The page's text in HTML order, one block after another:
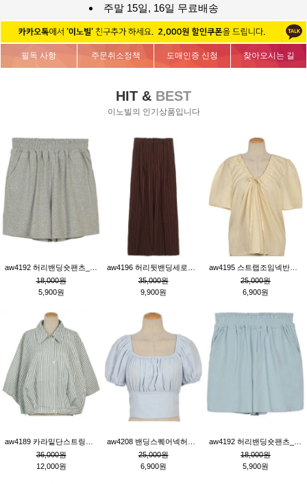
주말 15일, 16일 무료배송
필독 사항 주문취소정책 도매인증 신청 찾아오시는 길
HIT & BEST
이노빌의 인기상품입니다
18,000원
5,900원
35,000원
9,900원
25,000원
6,900원
36,000원
12,000원
25,000원
6,900원
18,000원
5,900원